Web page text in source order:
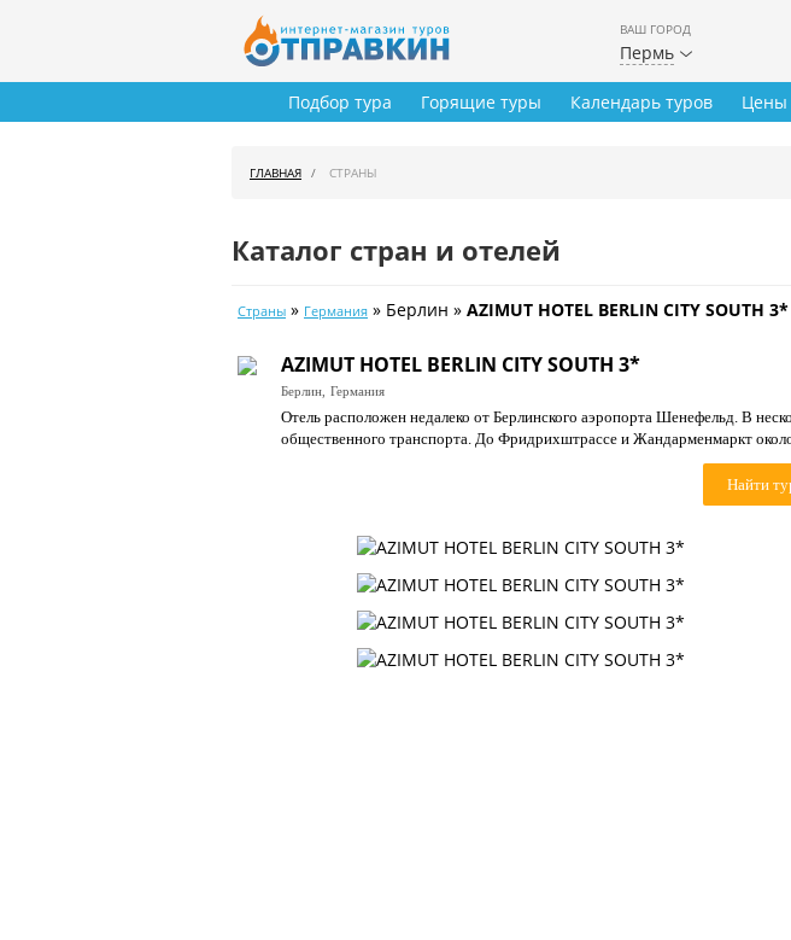
ВАШ ГОРОД
Пермь
Подбор тура Горящие туры Календарь туров Цены
ГЛАВНАЯ СТРАНЫ
Каталог стран и отелей
Страны » Германия » Берлин » AZIMUT HOTEL BERLIN CITY SOUTH 3*
AZIMUT HOTEL BERLIN CITY SOUTH 3*
Берлин, Германия
Отель расположен недалеко от Берлинского аэропорта Шенефельд. В
общественного транспорта. До Фридрихштрассе и Жандарменмаркт
Найти